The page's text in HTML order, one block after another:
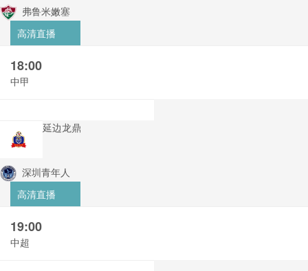
弗鲁米嫩塞
高清直播
18:00
中甲
延边龙鼎
深圳青年人
高清直播
19:00
中超